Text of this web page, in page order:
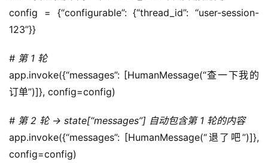
config = {“configurable”: {“thread_id”: “user-session-
123”}}
# 第 1 轮
app.invoke({“messages”: [HumanMessage(“查一下我的
订单”)]}, config=config)
# 第 2 轮 → state[“messages”] 自动包含第 1 轮的内容
app.invoke({“messages”: [HumanMessage(“退了吧”)]},
config=config)